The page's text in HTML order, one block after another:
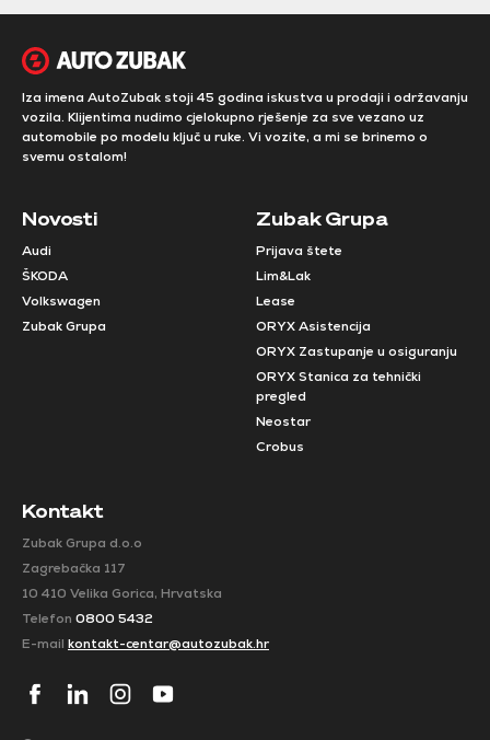
Iza imena AutoZubak stoji 45 godina iskustva u prodaji i održavanju
vozila. Klijentima nudimo cjelokupno rješenje za sve vezano uz
automobile po modelu ključ u ruke. Vi vozite, a mi se brinemo o
svemu ostalom!
Novosti
Audi
ŠKODA
Volkswagen
Zubak Grupa
Zubak Grupa
Prijava štete
Lim&Lak
Lease
ORYX Asistencija
ORYX Zastupanje u osiguranju
ORYX Stanica za tehnički
pregled
Neostar
Crobus
Kontakt
Zubak Grupa d.o.o
Zagrebačka 117
10 410 Velika Gorica, Hrvatska
Telefon 0800 5432
E-mail kontakt-centar@autozubak.hr